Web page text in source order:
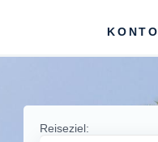
KONTO
Reiseziel: